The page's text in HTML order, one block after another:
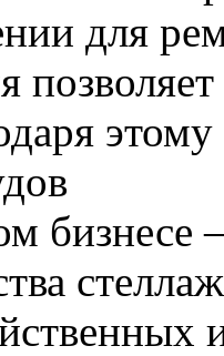
для
бизнесе